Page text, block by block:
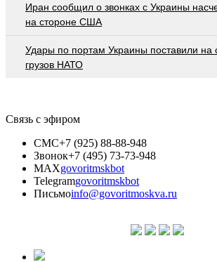
Иран сообщил о звонках с Украины
на стороне США
Удары по портам Украины поставили на
грузов НАТО
Связь с эфиром
СМС+7 (925) 88-88-948
Звонок+7 (495) 73-73-948
MAXgovoritmskbot
Telegramgovoritmskbot
Письмоinfo@govoritmoskva.ru